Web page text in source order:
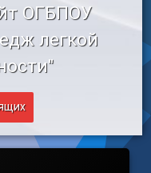
ОГБПОУ
легкой